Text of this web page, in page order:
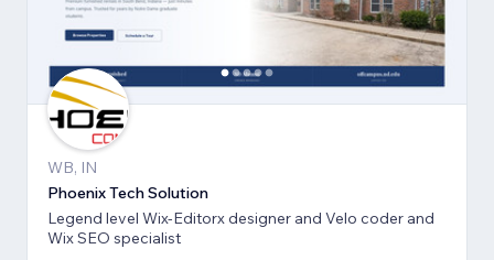
WB, IN
Phoenix Tech Solution
Legend level Wix-Editorx designer and Velo coder and
Wix SEO specialist